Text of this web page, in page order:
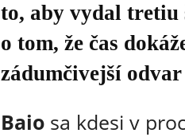
to, aby vydal tretiu
o tom, že čas
zádumčivejší
Baio sa kdesi v